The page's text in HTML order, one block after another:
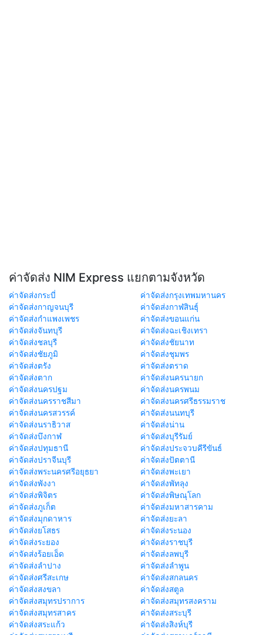
ค่าจัดส่ง NIM Express แยกตามจังหวัด
ค่าจัดส่งกระบี่
ค่าจัดส่งกรุงเทพมหานคร
ค่าจัดส่งกาญจนบุรี
ค่าจัดส่งกาฬสินธุ์
ค่าจัดส่งกำแพงเพชร
ค่าจัดส่งขอนแก่น
ค่าจัดส่งจันทบุรี
ค่าจัดส่งฉะเชิงเทรา
ค่าจัดส่งชลบุรี
ค่าจัดส่งชัยนาท
ค่าจัดส่งชัยภูมิ
ค่าจัดส่งชุมพร
ค่าจัดส่งตรัง
ค่าจัดส่งตราด
ค่าจัดส่งตาก
ค่าจัดส่งนครนายก
ค่าจัดส่งนครปฐม
ค่าจัดส่งนครพนม
ค่าจัดส่งนครราชสีมา
ค่าจัดส่งนครศรีธรรมราช
ค่าจัดส่งนครสวรรค์
ค่าจัดส่งนนทบุรี
ค่าจัดส่งนราธิวาส
ค่าจัดส่งน่าน
ค่าจัดส่งบึงกาฬ
ค่าจัดส่งบุรีรัมย์
ค่าจัดส่งปทุมธานี
ค่าจัดส่งประจวบคีรีขันธ์
ค่าจัดส่งปราจีนบุรี
ค่าจัดส่งปัตตานี
ค่าจัดส่งพระนครศรีอยุธยา
ค่าจัดส่งพะเยา
ค่าจัดส่งพังงา
ค่าจัดส่งพัทลุง
ค่าจัดส่งพิจิตร
ค่าจัดส่งพิษณุโลก
ค่าจัดส่งภูเก็ต
ค่าจัดส่งมหาสารคาม
ค่าจัดส่งมุกดาหาร
ค่าจัดส่งยะลา
ค่าจัดส่งยโสธร
ค่าจัดส่งระนอง
ค่าจัดส่งระยอง
ค่าจัดส่งราชบุรี
ค่าจัดส่งร้อยเอ็ด
ค่าจัดส่งลพบุรี
ค่าจัดส่งลำปาง
ค่าจัดส่งลำพูน
ค่าจัดส่งศรีสะเกษ
ค่าจัดส่งสกลนคร
ค่าจัดส่งสงขลา
ค่าจัดส่งสตูล
ค่าจัดส่งสมุทรปราการ
ค่าจัดส่งสมุทรสงคราม
ค่าจัดส่งสมุทรสาคร
ค่าจัดส่งสระบุรี
ค่าจัดส่งสระแก้ว
ค่าจัดส่งสิงห์บุรี